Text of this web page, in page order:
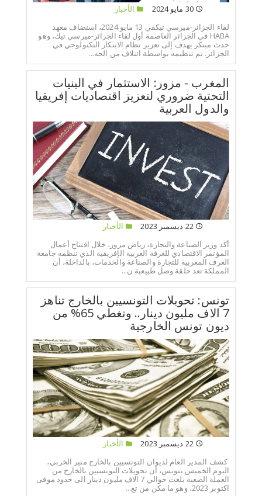
30 مايو 2024
الأخبار
لقاء الجزائر-ميرسي تيكفي 13 مايو 2024، استضاف معهد
HABA في الجزائر العاصمة أول لقاء الجزائر-ميرسي تيك، وهو
حدث مبتكر يهدف إلى تعزيز نظام الابتكار التكنولوجي في
الجزائر. تم تنظيمه بواسطة ائتلاف من الجه...
المغرب - مزور: الاستثمار في البنيات
التحتية ضروري لتعزيز اقتصاديات إفريقيا
والدول العربية
22 ديسمبر 2023
الأخبار
أكد وزير الصناعة والتجارة، رياض مزور، خلال افتتاح أعمال
المؤتمر الاقتصادي للغرفة العربية الإفريقية الذي تنظمه جامعة
الغرف المغربية للتجارة والصناعة والخدمات، بالداخلة، أن
المملكة تعد حلقة وصل طبيعية ن...
تونس: تحويلات التونسيين بالخارج تناهز
7 الاف مليون دينار.. وتغطي 65% من
ديون تونس الخارجية
22 ديسمبر 2023
الأخبار
كشف المدير العام لديوان التونسيين بالخارج منير الخربي،
اليوم الخميس بتونس، أن تحويلات التونسيين بالخارج من
العملة الصعبة بلغت حوالي 7 الاف مليون دينار الى حدود موفى
اكتوبر 2023، وهو ما مكن من تغ...